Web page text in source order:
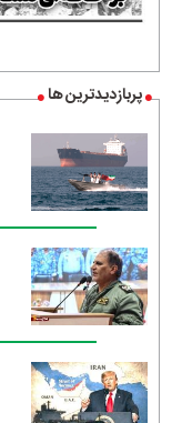
پربازدیدترین ها